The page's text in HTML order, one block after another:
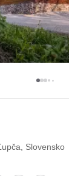
Slovensko